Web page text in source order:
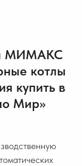
МИМАКС
котлы
купить в
Мир»